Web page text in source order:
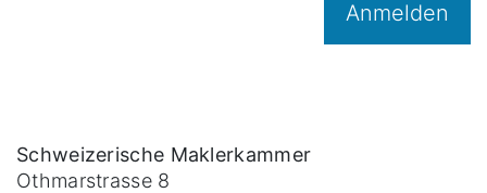
Anmelden
Schweizerische Maklerkammer
Othmarstrasse 8